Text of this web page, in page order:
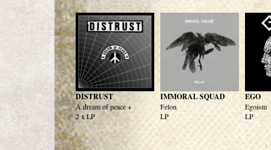
DISTRUST
A dream of peace +
2 x LP
IMMORAL SQUAD
Felon
LP
EGO
Egoism
LP